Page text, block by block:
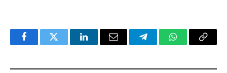
FacebookTwitter LinkedInEmail TelegramWhatsApp
Copy